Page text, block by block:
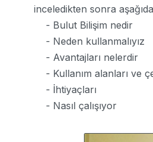
inceledikten sonra
- Bulut Bilişim nedir
- Neden kullanmalıyız
- Avantajları nelerdir
- Kullanım alanları ve
- İhtiyaçları
- Nasıl çalışıyor